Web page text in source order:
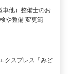
車他）整備士のお
や整備 変更範
クスプレス「みど